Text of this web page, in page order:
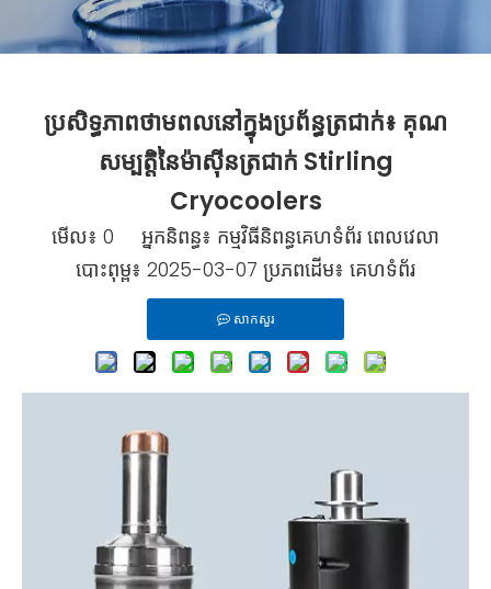
ប្រសិទ្ធភាពថាមពលនៅក្នុងប្រព័ន្ធត្រជាក់៖ គុណ
សម្បត្តិនៃម៉ាស៊ីនត្រជាក់ Stirling
Cryocoolers
មើល៖ 0 អ្នកនិពន្ធ៖ កម្មវិធីនិពន្ធគេហទំព័រ ពេលវេលា
បោះពុម្ព៖ 2025-03-07 ប្រភពដើម៖ គេហទំព័រ
សាកសួរ